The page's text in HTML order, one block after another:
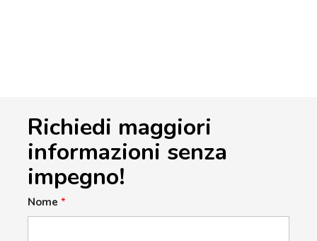
Richiedi maggiori
informazioni senza
impegno!
Nome *